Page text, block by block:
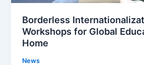
Borderless
Workshops for Global
Home
News